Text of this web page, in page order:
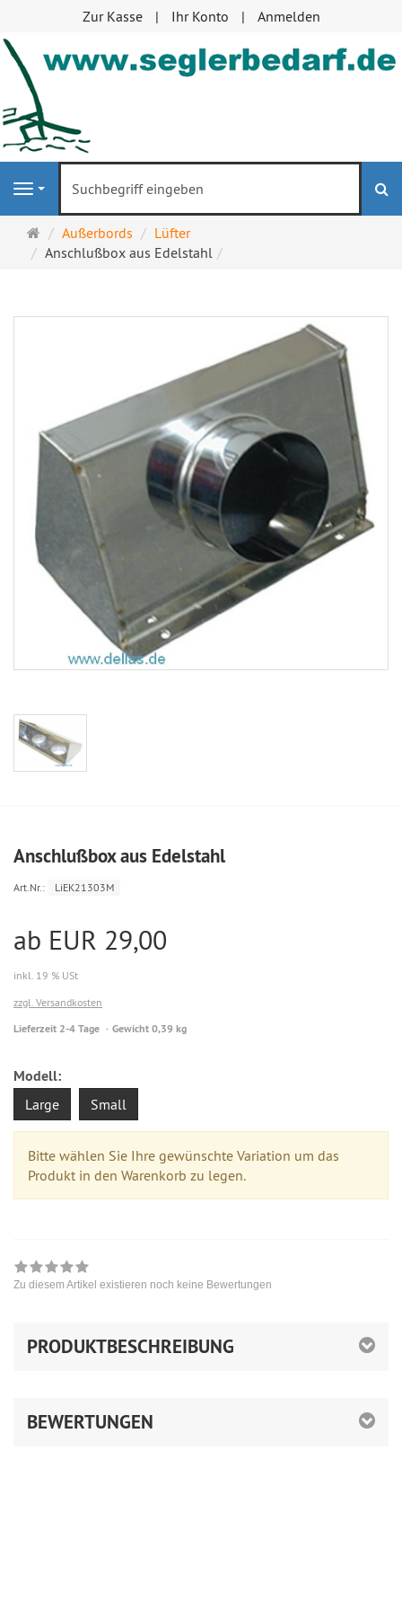
Zur Kasse Ihr Konto Anmelden
Navigation
Startseite
Außerbords
Lüfter
Anschlußbox aus Edelstahl
Anschlußbox aus Edelstahl
Art.Nr.: LiEK21303M
ab EUR 29,00
inkl. 19 % USt
zzgl. Versandkosten
Lieferzeit 2-4 Tage Gewicht 0,39 kg
Modell:
Large Small
Bitte wählen Sie Ihre gewünschte Variation um das
Produkt in den Warenkorb zu legen.
Zu diesem Artikel existieren noch keine Bewertungen
PRODUKTBESCHREIBUNG
BEWERTUNGEN